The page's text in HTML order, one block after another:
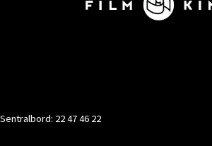
Sentralbord: 22 47 46 22